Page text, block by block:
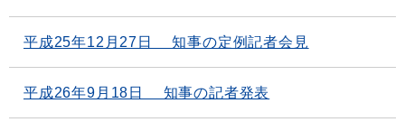
平成25年12月27日 知事の定例記者会見
平成26年9月18日 知事の記者発表